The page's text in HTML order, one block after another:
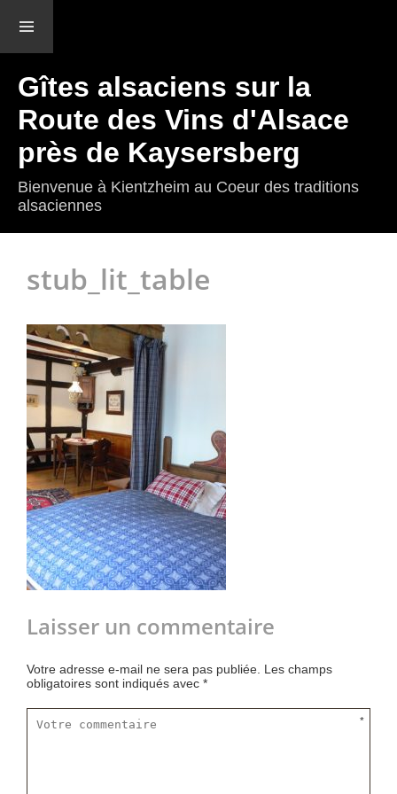
widgets
Gîtes alsaciens sur la
Route des Vins d'Alsace
près de Kaysersberg
Bienvenue à Kientzheim au Coeur des traditions
alsaciennes
stub_lit_table
Laisser un commentaire
Votre adresse e-mail ne sera pas publiée. Les champs
obligatoires sont indiqués avec *
*